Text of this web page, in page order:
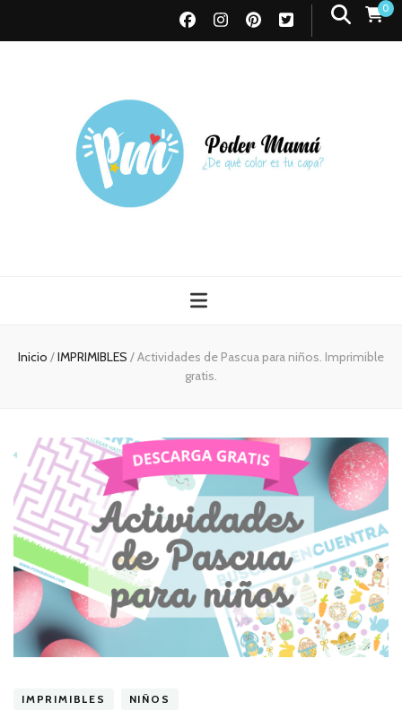
0
Inicio /IMPRIMIBLES /Actividades de Pascua para niños. Imprimible
gratis.
IMPRIMIBLES NIÑOS